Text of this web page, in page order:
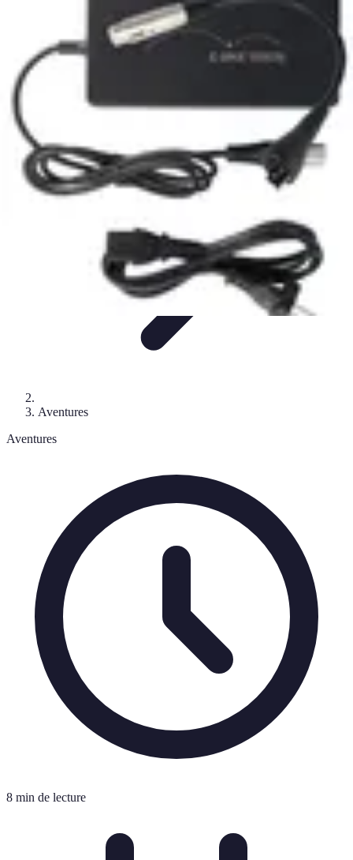
Planification de Voyage
Voyages Écoresponsables Inspirations de Voyage
Aventures
Aventures
8 min de lecture